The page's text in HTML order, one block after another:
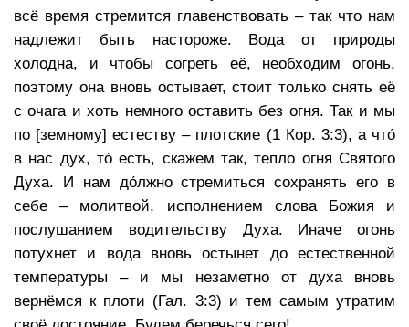
всё время стремится главенствовать – так что нам
надлежит быть настороже. Вода от природы
холодна, и чтобы согреть её, необходим огонь,
поэтому она вновь остывает, стоит только снять её
с очага и хоть немного оставить без огня. Так и мы
по [земному] естеству – плотские (1 Кор. 3:3), а что́
в нас дух, то́ есть, скажем так, тепло огня Святого
Духа. И нам до́лжно стремиться сохранять его в
себе – молитвой, исполнением слова Божия и
послушанием водительству Духа. Иначе огонь
потухнет и вода вновь остынет до естественной
температуры – и мы незаметно от духа вновь
вернёмся к плоти (Гал. 3:3) и тем самым утратим